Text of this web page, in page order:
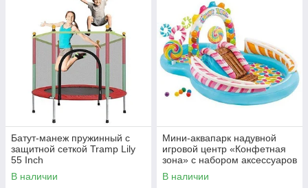
Батут-манеж пружинный с
защитной сеткой Tramp Lily
55 Inch
В наличии
Мини-аквапарк надувной
игровой центр «Конфетная
зона» с набором аксессуаров
INTEX 57149NP
{295x191x130 см}
В наличии